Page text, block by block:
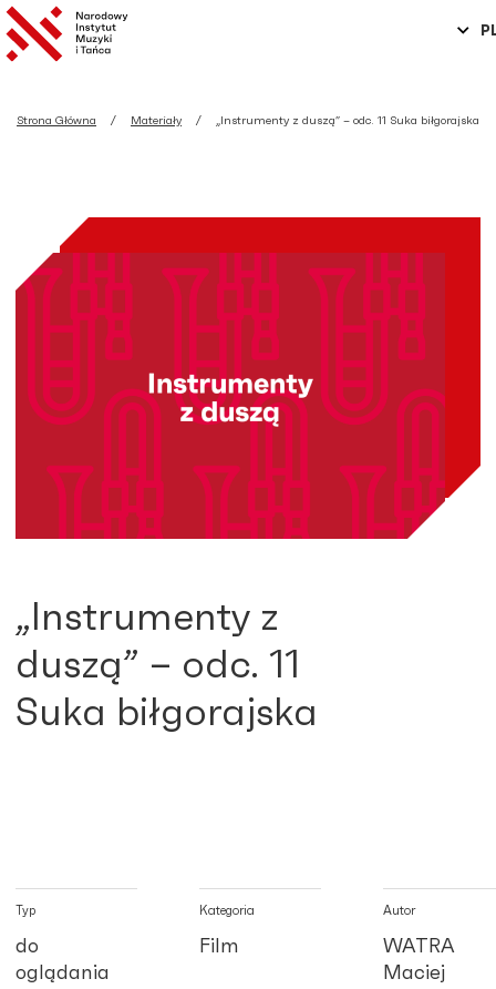
Strona Główna Materiały „Instrumenty z duszą” – odc. 11 Suka biłgorajska
„Instrumenty z
duszą” – odc. 11
Suka biłgorajska
Typ
do
oglądania
Kategoria
Film
Autor
WATRA
Maciej